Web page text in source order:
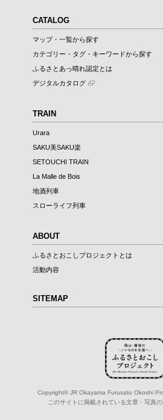
CATALOG
マップ・一覧から探す
カテゴリー・タグ・キーワードから探す
ふるさとあっ晴れ認定とは
デジタルカタログ
TRAIN
Urara
SAKU美SAKU楽
SETOUCHI TRAIN
La Malle de Bois
地酒列車
スローライフ列車
ABOUT
ふるさとおこしプロジェクトとは
活動内容
SITEMAP
Copyright© JR Okayama Furusato Okoshi
このサイトに掲載されている文章・写真の